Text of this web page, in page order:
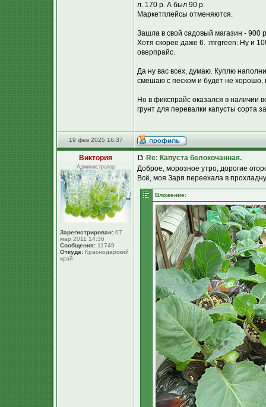
л. 170 р. А был 90 р.
Маркетплейсы отменяются.
Зашла в свой садовый магазин - 900
Хотя скорее даже 6. :mrgreen: Ну и
оверпрайс.
Да ну вас всех, думаю. Куплю
смешаю с песком и будет не хорошо,
Но в фикспрайс оказался в наличии
грунт для перевалки капусты сорта
19 фев 2025 16:37
Виктория
Администратор
Зарегистрирован: 07
мар 2011 14:36
Сообщения: 11749
Откуда: Краснодарский
край
Re: Капуста белокочанная.
Доброе, морозное утро, дорогие
Всё, моя Заря переехала в
Вложение: